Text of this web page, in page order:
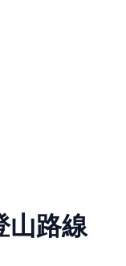
山路線